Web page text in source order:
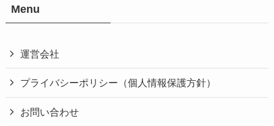
Menu
運営会社
プライバシーポリシー（個人情報保護方針）
お問い合わせ